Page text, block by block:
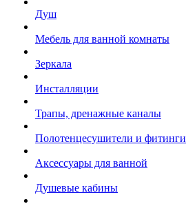
Душ
Мебель для ванной комнаты
Зеркала
Инсталляции
Трапы, дренажные каналы
Полотенцесушители и фитинги
Аксессуары для ванной
Душевые кабины